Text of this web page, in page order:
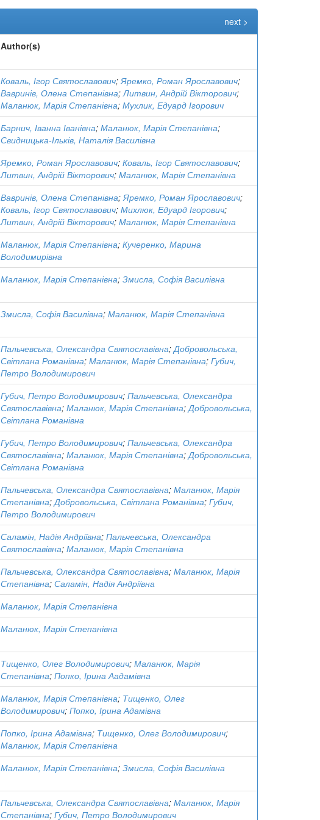
next >
Author(s)
Коваль, Ігор Святославович;Яремко, Роман Ярославович;
Вавринів, Олена Степанівна;Литвин, Андрій Вікторович;
Маланюк, Марія Степанівна; Мухлик, Едуард Ігорович
Барнич, Іванна Іванівна; Маланюк, Марія Степанівна;
Свидницька-Ільків, Наталія Василівна
Яремко, Роман Ярославович; Коваль, Ігор Святославович;
Литвин, Андрій Вікторович; Маланюк, Марія Степанівна
Вавринів, Олена Степанівна;Яремко, Роман Ярославович;
Коваль, Ігор Святославович; Михлюк, Едуард Ігорович;
Литвин, Андрій Вікторович; Маланюк, Марія Степанівна
Маланюк, Марія Степанівна; Кучеренко, Марина
Володимирівна
Маланюк, Марія Степанівна; Змисла, Софія Василівна
Змисла, Софія Василівна; Маланюк, Марія Степанівна
Пальчевська, Олександра Святославівна;Добровольська,
Світлана Романівна; Маланюк, Марія Степанівна; Губич,
Петро Володимирович
Губич, Петро Володимирович; Пальчевська, Олександра
Святославівна; Маланюк, Марія Степанівна;Добровольська,
Світлана Романівна
Губич, Петро Володимирович; Пальчевська, Олександра
Святославівна; Маланюк, Марія Степанівна;Добровольська,
Світлана Романівна
Пальчевська, Олександра Святославівна; Маланюк, Марія
Степанівна;Добровольська, Світлана Романівна; Губич,
Петро Володимирович
Саламін, Надія Андріївна; Пальчевська, Олександра
Святославівна; Маланюк, Марія Степанівна
Пальчевська, Олександра Святославівна; Маланюк, Марія
Степанівна; Саламін, Надія Андріївна
Маланюк, Марія Степанівна
Маланюк, Марія Степанівна
Тищенко, Олег Володимирович; Маланюк, Марія
Степанівна; Попко, Ірина Аадамівна
Маланюк, Марія Степанівна; Тищенко, Олег
Володимирович; Попко, Ірина Адамівна
Попко, Ірина Адамівна; Тищенко, Олег Володимирович;
Маланюк, Марія Степанівна
Маланюк, Марія Степанівна; Змисла, Софія Василівна
Пальчевська, Олександра Святославівна; Маланюк, Марія
Степанівна; Губич, Петро Володимирович